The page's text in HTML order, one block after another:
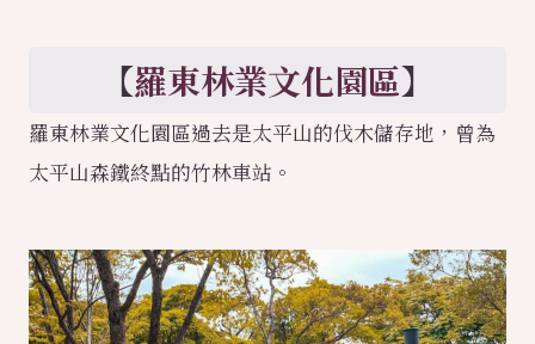
【羅東林業文化園區】
羅東林業文化園區過去是太平山的伐木儲存地，曾為
太平山森鐵終點的竹林車站。